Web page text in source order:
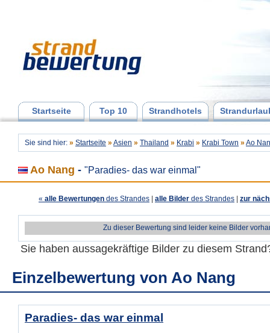
Startseite Top 10 Strandhotels
Sie sind hier: » Startseite » Asien » Thailand » Krabi » Krabi Town » Ao
Ao Nang - "Paradies- das war einmal"
« alle Bewertungen des Strandes alle Bilder des Strandes zur
Zu dieser Bewertung sind leider keine Bilder
Sie haben aussagekräftige Bilder zu diesem
Einzelbewertung von Ao Nang
Paradies- das war einmal